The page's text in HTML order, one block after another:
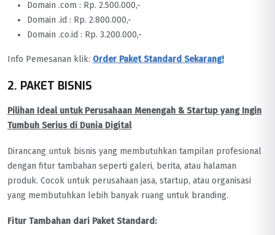
Domain .com : Rp. 2.500.000,-
Domain .id : Rp. 2.800.000,-
Domain .co.id : Rp. 3.200.000,-
Info Pemesanan klik: Order Paket Standard Sekarang!
2. PAKET BISNIS
Pilihan Ideal untuk Perusahaan Menengah & Startup yang Ingin
Tumbuh Serius di Dunia Digital
Dirancang untuk bisnis yang membutuhkan tampilan profesional
dengan fitur tambahan seperti galeri, berita, atau halaman
produk. Cocok untuk perusahaan jasa, startup, atau organisasi
yang membutuhkan lebih banyak ruang untuk branding.
Fitur Tambahan dari Paket Standard: